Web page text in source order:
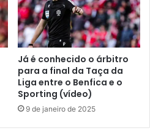
Já é conhecido o árbitro
para a final da Taça da
Liga entre o Benfica e o
Sporting (vídeo)
9 de janeiro de 2025